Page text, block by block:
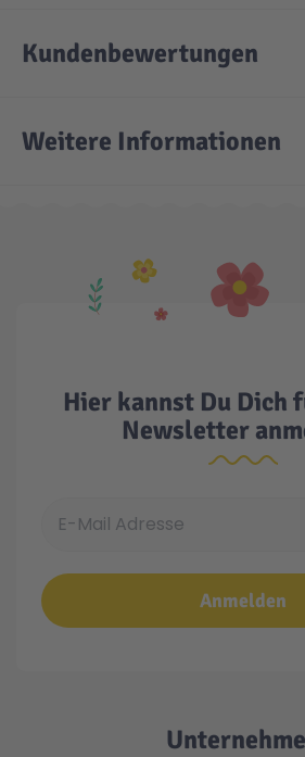
Kundenbewertungen
Weitere Informationen
Hier kannst Du Dich
Newsletter
Anmelden